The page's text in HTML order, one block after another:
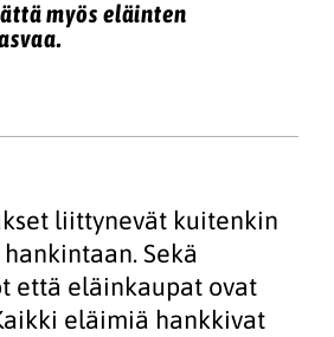
myös eläinten
liittynevät kuitenkin
Sekä
että eläinkaupat ovat
eläimiä hankkivat